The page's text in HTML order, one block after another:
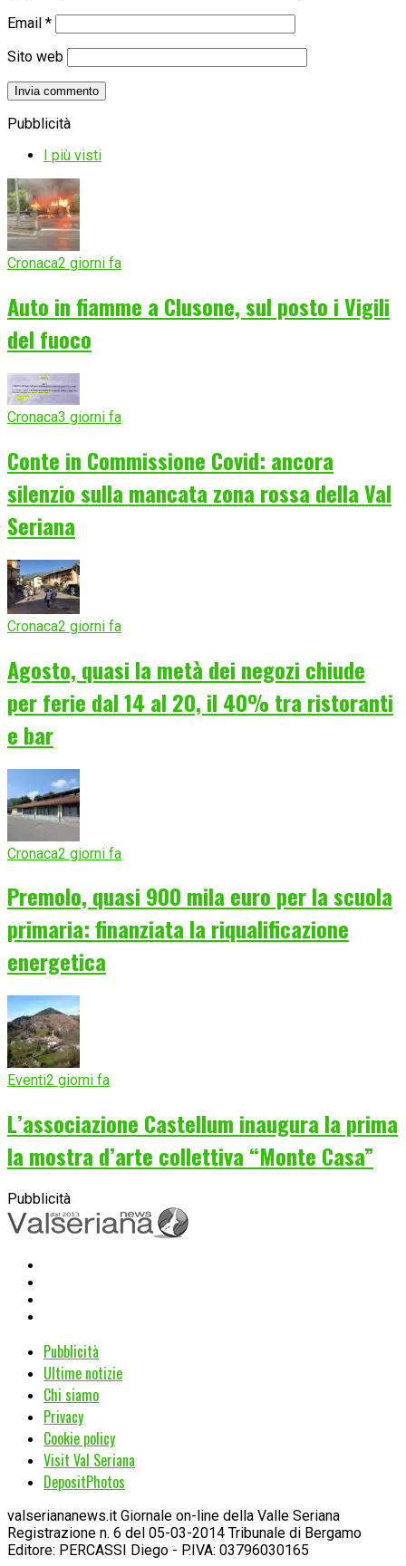
Email *
Sito web
Pubblicità
I più visti
Cronaca2 giorni fa
Auto in fiamme a Clusone, sul posto i Vigili
del fuoco
Cronaca3 giorni fa
Conte in Commissione Covid: ancora
silenzio sulla mancata zona rossa della Val
Seriana
Cronaca2 giorni fa
Agosto, quasi la metà dei negozi chiude
per ferie dal 14 al 20, il 40% tra ristoranti
e bar
Cronaca2 giorni fa
Premolo, quasi 900 mila euro per la scuola
primaria: finanziata la riqualificazione
energetica
Eventi2 giorni fa
L’associazione Castellum inaugura la prima
la mostra d’arte collettiva “Monte Casa”
Pubblicità
Pubblicità
Ultime notizie
Chi siamo
Privacy
Cookie policy
Visit Val Seriana
DepositPhotos
valseriananews.it Giornale on-line della Valle Seriana
Registrazione n. 6 del 05-03-2014 Tribunale di Bergamo
Editore: PERCASSI Diego - P.IVA: 03796030165